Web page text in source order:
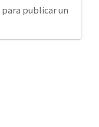
para publicar un